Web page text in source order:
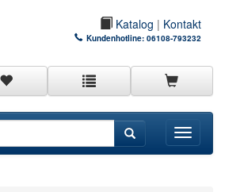
Katalog | Kontakt
Kundenhotline: 06108-793232
Toggle